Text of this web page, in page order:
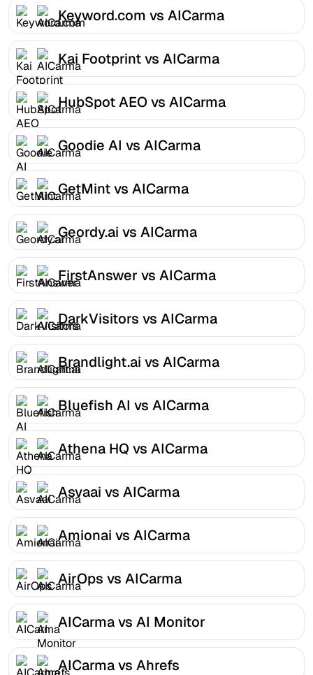
Keyword.com vs AICarma
Kai Footprint vs AICarma
HubSpot AEO vs AICarma
Goodie AI vs AICarma
GetMint vs AICarma
Geordy.ai vs AICarma
FirstAnswer vs AICarma
DarkVisitors vs AICarma
Brandlight.ai vs AICarma
Bluefish AI vs AICarma
Athena HQ vs AICarma
Asvaai vs AICarma
Amionai vs AICarma
AirOps vs AICarma
AICarma vs AI Monitor
AICarma vs Ahrefs